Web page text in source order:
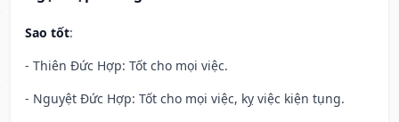
Sao tốt:
- Thiên Đức Hợp: Tốt cho mọi việc.
- Nguyệt Đức Hợp: Tốt cho mọi việc, kỵ việc kiện tụng.